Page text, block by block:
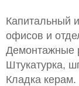
Капитальный
офисов и
Демонтажные
Штукатурка,
Кладка керам.